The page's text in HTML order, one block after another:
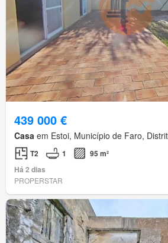
439 000 €
Casa em Estoi, Município de Faro,
T2 1
95 m²
Há 2 dias
PROPERSTAR